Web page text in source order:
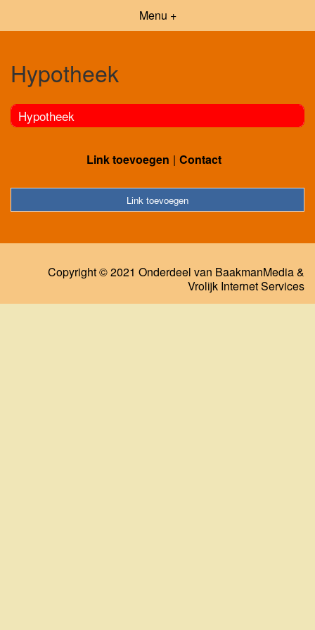
Menu +
Hypotheek
Hypotheek
Link toevoegen Contact
Link toevoegen
Copyright © 2021 Onderdeel van BaakmanMedia&
Vrolijk Internet Services